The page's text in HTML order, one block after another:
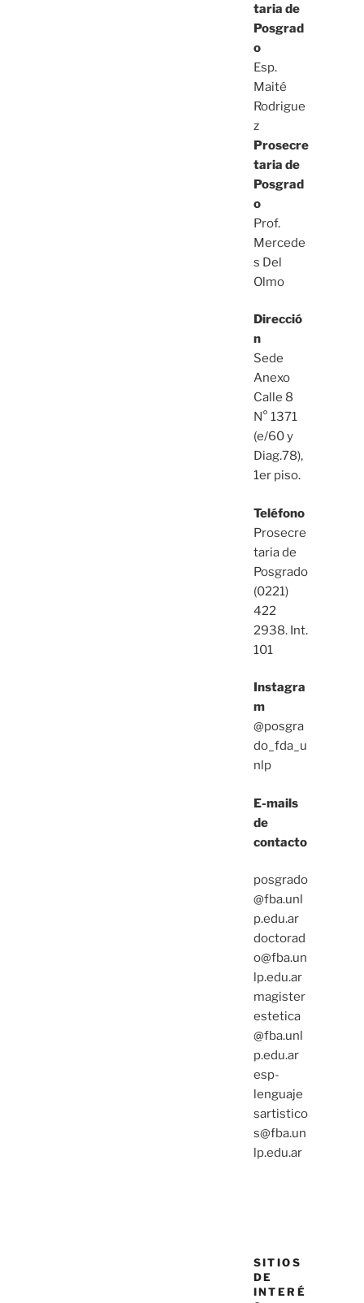
taria de
Posgrad
o
Esp.
Maité
Rodrigue
z
Prosecre
taria de
Posgrad
o
Prof.
Mercede
s Del
Olmo
Direcció
n
Sede
Anexo
Calle 8
N° 1371
(e/60 y
Diag.78),
1er piso.
Teléfono
Prosecre
taria de
Posgrado
(0221)
422
2938. Int.
101
Instagra
m
@posgra
do_fda_u
nlp
E-mails
de
contacto
posgrado
@fba.unl
p.edu.ar
doctorad
o@fba.un
lp.edu.ar
magister
estetica
@fba.unl
p.edu.ar
esp-
lenguaje
sartistico
s@fba.un
lp.edu.ar
SITIOS
DE
INTERÉ